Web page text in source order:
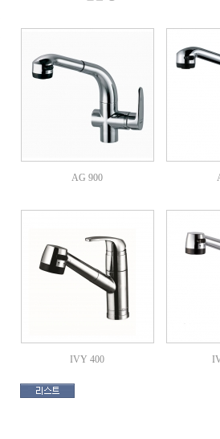
AG 900
IVY 400